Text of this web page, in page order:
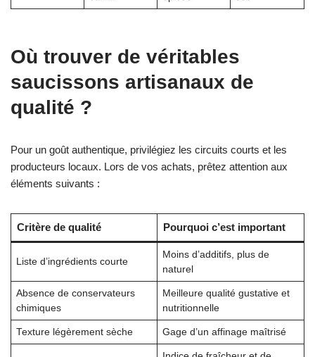
Où trouver de véritables
saucissons artisanaux de
qualité ?
Pour un goût authentique, privilégiez les circuits courts et les
producteurs locaux. Lors de vos achats, prêtez attention aux
éléments suivants :
Critère de qualité Pourquoi c’est important
Liste d’ingrédients courte
Moins d’additifs, plus de
naturel
Absence de conservateurs
chimiques
Meilleure qualité gustative et
nutritionnelle
Texture légèrement sèche Gage d’un affinage maîtrisé